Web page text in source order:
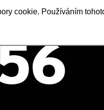
cookie. Používáním